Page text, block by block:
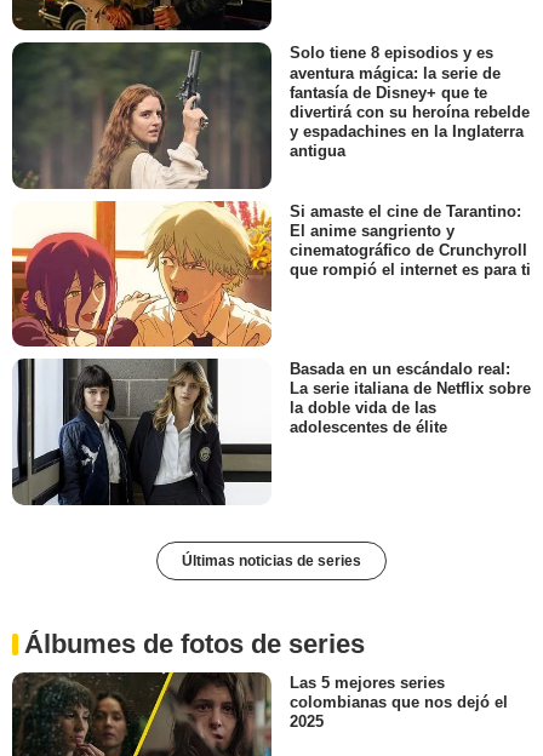
Solo tiene 8 episodios y es
aventura mágica: la serie de
fantasía de Disney+ que te
divertirá con su heroína rebelde
y espadachines en la Inglaterra
antigua
Si amaste el cine de Tarantino:
El anime sangriento y
cinematográfico de Crunchyroll
que rompió el internet es para ti
Basada en un escándalo real:
La serie italiana de Netflix sobre
la doble vida de las
adolescentes de élite
Últimas noticias de series
Álbumes de fotos de series
Las 5 mejores series
colombianas que nos dejó el
2025